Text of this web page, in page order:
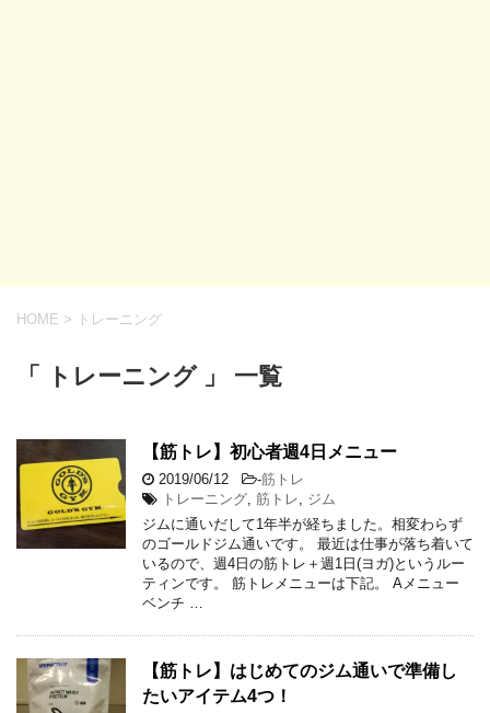
HOME > トレーニング
「 トレーニング 」 一覧
【筋トレ】初心者週4日メニュー
2019/06/12 -筋トレ
トレーニング 筋トレ
ジム
ジムに通いだして1年半が経ちました。相変わらず
のゴールドジム通いです。 最近は仕事が落ち着いて
いるので、週4日の筋トレ＋週1日(ヨガ)というルー
ティンです。 筋トレメニューは下記。 Aメニュー
ベンチ …
【筋トレ】はじめてのジム通いで準備し
たいアイテム4つ！